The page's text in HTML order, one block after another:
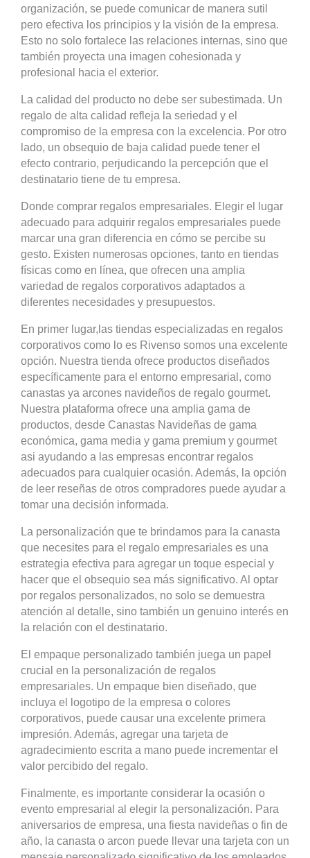
organización, se puede comunicar de manera sutil
pero efectiva los principios y la visión de la empresa.
Esto no solo fortalece las relaciones internas, sino que
también proyecta una imagen cohesionada y
profesional hacia el exterior.
La calidad del producto no debe ser subestimada. Un
regalo de alta calidad refleja la seriedad y el
compromiso de la empresa con la excelencia. Por otro
lado, un obsequio de baja calidad puede tener el
efecto contrario, perjudicando la percepción que el
destinatario tiene de tu empresa.
Donde comprar regalos empresariales. Elegir el lugar
adecuado para adquirir regalos empresariales puede
marcar una gran diferencia en cómo se percibe su
gesto. Existen numerosas opciones, tanto en tiendas
físicas como en línea, que ofrecen una amplia
variedad de regalos corporativos adaptados a
diferentes necesidades y presupuestos.
En primer lugar,las tiendas especializadas en regalos
corporativos como lo es Rivenso somos una excelente
opción. Nuestra tienda ofrece productos diseñados
específicamente para el entorno empresarial, como
canastas ya arcones navideños de regalo gourmet.
Nuestra plataforma ofrece una amplia gama de
productos, desde Canastas Navideñas de gama
económica, gama media y gama premium y gourmet
asi ayudando a las empresas encontrar regalos
adecuados para cualquier ocasión. Además, la opción
de leer reseñas de otros compradores puede ayudar a
tomar una decisión informada.
La personalización que te brindamos para la canasta
que necesites para el regalo empresariales es una
estrategia efectiva para agregar un toque especial y
hacer que el obsequio sea más significativo. Al optar
por regalos personalizados, no solo se demuestra
atención al detalle, sino también un genuino interés en
la relación con el destinatario.
El empaque personalizado también juega un papel
crucial en la personalización de regalos
empresariales. Un empaque bien diseñado, que
incluya el logotipo de la empresa o colores
corporativos, puede causar una excelente primera
impresión. Además, agregar una tarjeta de
agradecimiento escrita a mano puede incrementar el
valor percibido del regalo.
Finalmente, es importante considerar la ocasión o
evento empresarial al elegir la personalización. Para
aniversarios de empresa, una fiesta navideñas o fin de
año, la canasta o arcon puede llevar una tarjeta con un